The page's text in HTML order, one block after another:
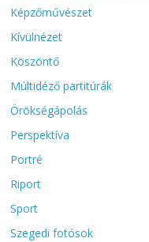
Képzőművészet
Kívülnézet
Köszöntő
Múltidéző partitúrák
Örökségápolás
Perspektíva
Portré
Riport
Sport
Szegedi fotósok